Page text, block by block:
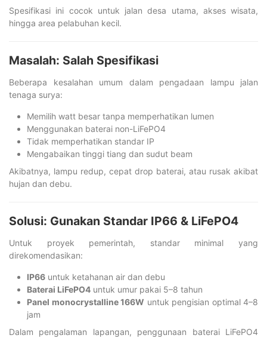
Spesifikasi ini cocok untuk jalan desa utama, akses wisata,
hingga area pelabuhan kecil.
Masalah: Salah Spesifikasi
Beberapa kesalahan umum dalam pengadaan lampu jalan
tenaga surya:
Memilih watt besar tanpa memperhatikan lumen
Menggunakan baterai non-LiFePO4
Tidak memperhatikan standar IP
Mengabaikan tinggi tiang dan sudut beam
Akibatnya, lampu redup, cepat drop baterai, atau rusak akibat
hujan dan debu.
Solusi: Gunakan Standar IP66 & LiFePO4
Untuk proyek pemerintah, standar minimal yang
direkomendasikan:
IP66 untuk ketahanan air dan debu
Baterai LiFePO4 untuk umur pakai 5–8 tahun
Panel monocrystalline 166W untuk pengisian optimal 4–8
jam
Dalam pengalaman lapangan, penggunaan baterai LiFePO4